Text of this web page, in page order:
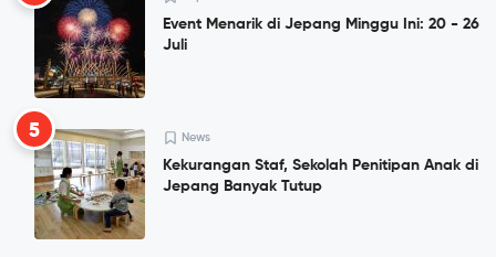
Event Menarik di Jepang Minggu Ini: 20 - 26
Juli
5 News
Kekurangan Staf, Sekolah Penitipan Anak di
Jepang Banyak Tutup